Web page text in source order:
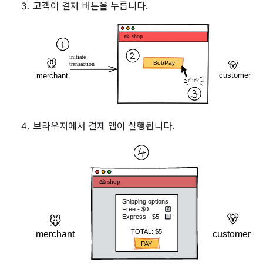
고객이 결제 버튼을 누릅니다.
브라우저에서 결제 앱이 실행됩니다.